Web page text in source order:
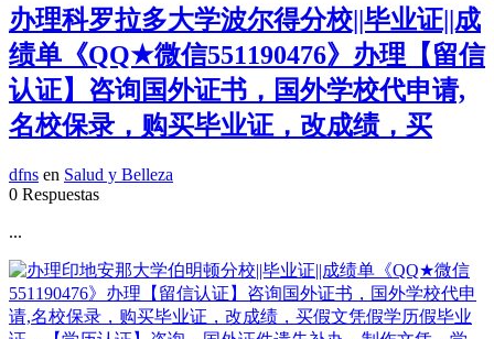
办理科罗拉多大学波尔得分校||毕业证||成
绩单《QQ★微信551190476》办理【留信
认证】咨询国外证书，国外学校代申请,
名校保录，购买毕业证，改成绩，买
dfns en Salud y Belleza
0 Respuestas
...